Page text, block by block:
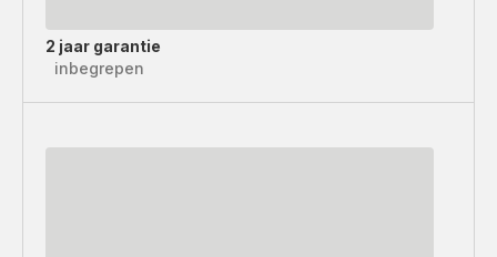
2 jaar garantie
inbegrepen